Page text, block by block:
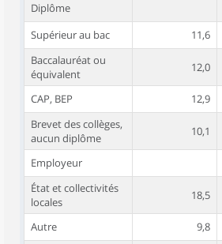
Diplôme
Supérieur au bac
11,6
Baccalauréat ou
équivalent
12,0
CAP, BEP 12,9
Brevet des collèges,
aucun diplôme
10,1
Employeur
État et collectivités
locales
18,5
Autre 9,8